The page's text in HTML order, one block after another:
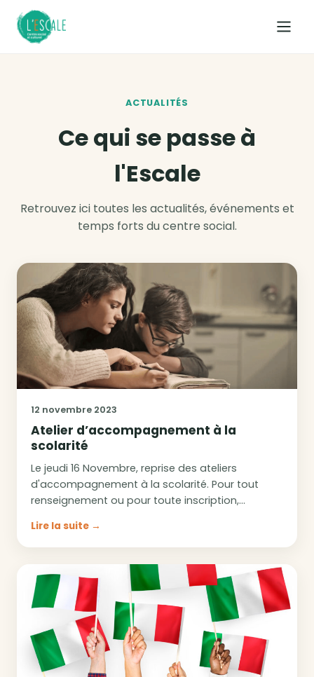
Horaires & Contact
Inscriptions
ACTUALITÉS
Ce qui se passe à
l'Escale
Retrouvez ici toutes les actualités, événements et
temps forts du centre social.
12 novembre 2023
Atelier d’accompagnement à la
scolarité
Le jeudi 16 Novembre, reprise des ateliers
d'accompagnement à la scolarité. Pour tout
renseignement ou pour toute inscription,…
Lire la suite →